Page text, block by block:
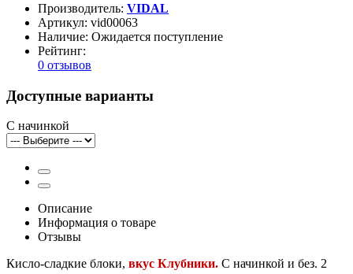
Производитель: VIDAL
Артикул: vid00063
Наличие: Ожидается поступление
Рейтинг:
0 отзывов
Доступные варианты
С начинкой
Описание
Информация о товаре
Отзывы
Кисло-сладкие блоки, вкус Клубники. С начинкой и без. 2